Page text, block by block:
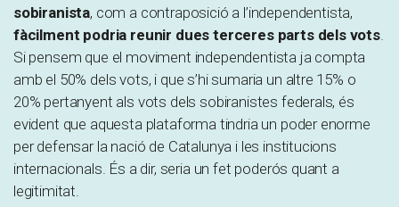
sobiranista, com a contraposició a l’independentista,
fàcilment podria reunir dues terceres parts dels vots
Si pensem que el moviment independentista ja compta
amb el 50% dels vots, i que s’hi sumaria un altre 15% o
20% pertanyent als vots dels sobiranistes federals, és
evident que aquesta plataforma tindria un poder enorme
per defensar la nació de Catalunya i les institucions
internacionals. És a dir, seria un fet poderós quant a
legitimitat.